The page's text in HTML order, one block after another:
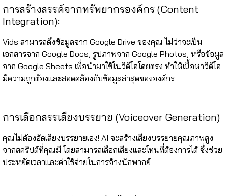
การสร้างสรรค์จากทรัพยากรองค์กร (Content
Integration):
Vids สามารถดึงข้อมูลจาก Google Drive ของคุณ ไม่ว่าจะเป็น
เอกสารจาก Google Docs, รูปภาพจาก Google Photos, หรือข้อมูล
จาก Google Sheets เพื่อนำมาใช้ในวิดีโอโดยตรง ทำให้เนื้อหาวิดีโอ
มีความถูกต้องและสอดคล้องกับข้อมูลล่าสุดขององค์กร
การเลือกสรรเสียงบรรยาย (Voiceover Generation)
คุณไม่ต้องอัดเสียงบรรยายเอง! AI จะสร้างเสียงบรรยายคุณภาพสูง
จากสคริปต์ที่คุณมี โดยสามารถเลือกเสียงและโทนที่ต้องการได้ ซึ่งช่วย
ประหยัดเวลาและค่าใช้จ่ายในการจ้างนักพากย์